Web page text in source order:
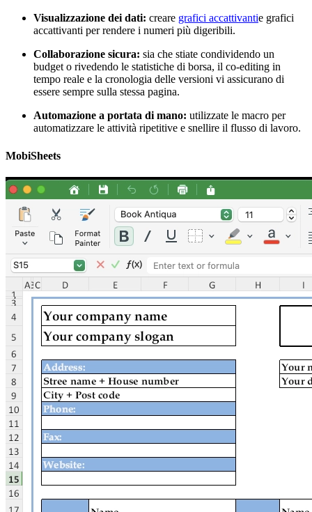
Visualizzazione dei dati: creare grafici accattivantie grafici
accattivanti per rendere i numeri più digeribili.
Collaborazione sicura: sia che stiate condividendo un
budget o rivedendo le statistiche di borsa, il co-editing in
tempo reale e la cronologia delle versioni vi assicurano di
essere sempre sulla stessa pagina.
Automazione a portata di mano: utilizzate le macro per
automatizzare le attività ripetitive e snellire il flusso di lavoro.
MobiSheets